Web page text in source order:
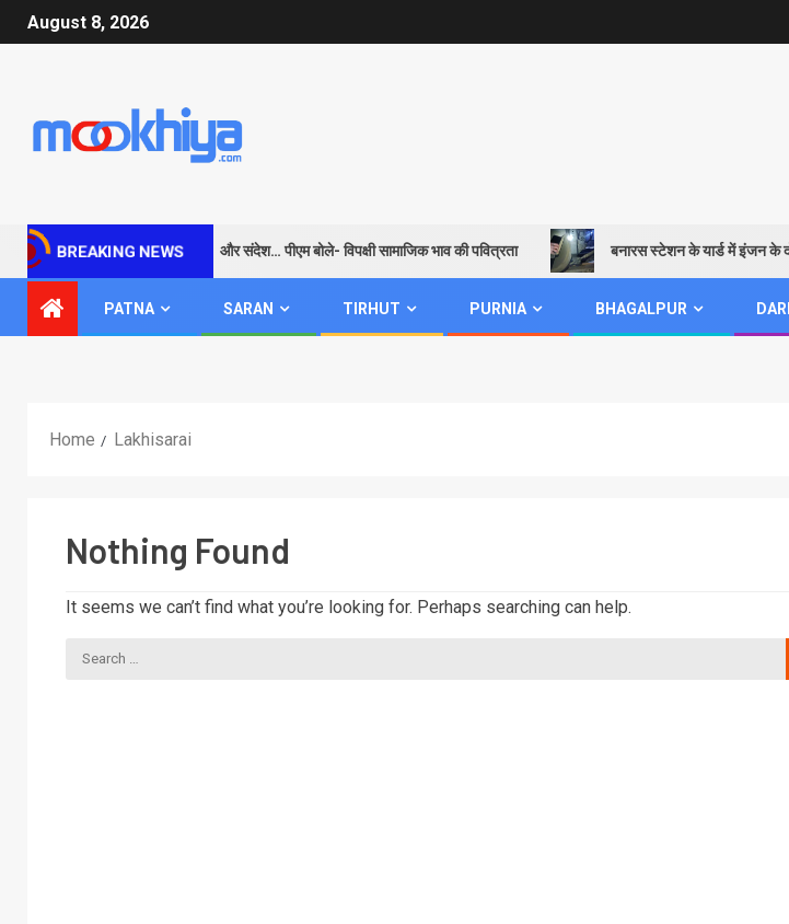
August 8, 2026
BREAKING NEWS
राम के जरिए विपक्ष को सबक और संदेश… पीएम बोले- विपक्षी सामाजिक भाव की पवित्रता बनारस स्टेशन के यार्ड में इंजन के दो
PATNA SARAN TIRHUT PURNIA BHAGALPUR
Home Lakhisarai
Nothing Found
It seems we can’t find what you’re looking for. Perhaps searching can help.